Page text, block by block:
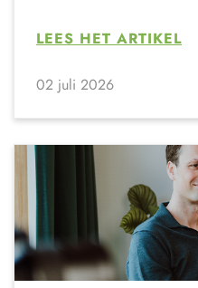
LEES HET ARTIKEL
02 juli 2026